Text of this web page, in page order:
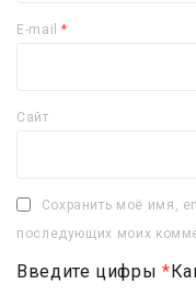
E-mail*
Сайт
Сохранить моё имя,
последующих моих
Введите цифры *